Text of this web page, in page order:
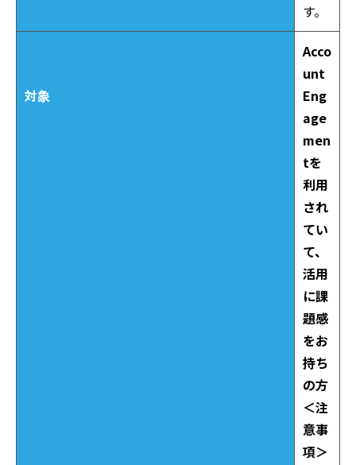
す。
対象
Acco
unt
Eng
age
men
tを
利用
され
てい
て、
活用
に課
題感
をお
持ち
の方
＜注
意事
項＞